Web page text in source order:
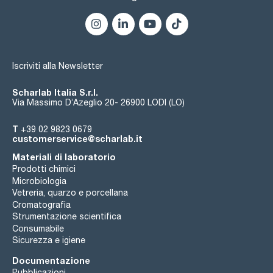
Iscriviti alla Newsletter
Scharlab Italia S.r.l.
Via Massimo D’Azeglio 20- 26900 LODI (LO)
T +39 02 9823 0679
customerservice@scharlab.it
Materiali di laboratorio
Prodotti chimici
Microbiologia
Vetreria, quarzo e porcellana
Cromatografia
Strumentazione scientifica
Consumabile
Sicurezza e igiene
Documentazione